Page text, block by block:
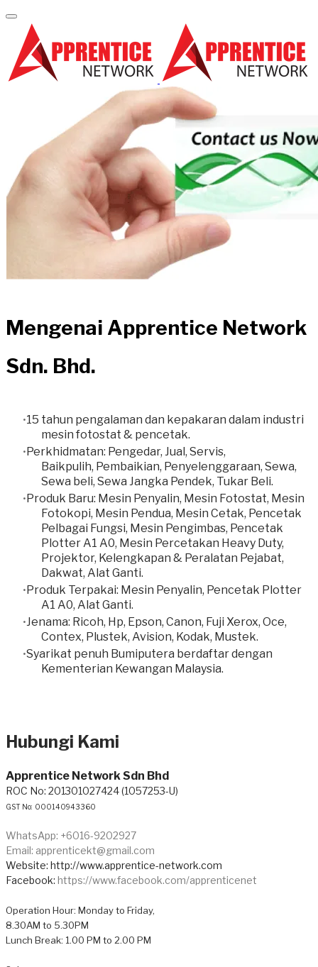
Mengenai Apprentice Network
Sdn. Bhd.
15 tahun pengalaman dan kepakaran dalam industri
mesin fotostat & pencetak.
Perkhidmatan: Pengedar, Jual, Servis,
Baikpulih, Pembaikian, Penyelenggaraan, Sewa,
Sewa beli, Sewa Jangka Pendek, Tukar Beli.
​Produk Baru: Mesin Penyalin, Mesin Fotostat, Mesin
Fotokopi, Mesin Pendua, Mesin Cetak, Pencetak
Pelbagai Fungsi, Mesin Pengimbas, Pencetak
Plotter A1 A0, Mesin Percetakan Heavy Duty,
Projektor, Kelengkapan & Peralatan Pejabat,
Dakwat, Alat Ganti.
Produk Terpakai: Mesin Penyalin, Pencetak Plotter
A1 A0, Alat Ganti.
Jenama: Ricoh, Hp, Epson, Canon, Fuji Xerox, Oce,
Contex, Plustek, Avision, Kodak, Mustek.
Syarikat penuh Bumiputera berdaftar dengan
Kementerian Kewangan Malaysia.
Hubungi Kami
Apprentice Network Sdn Bhd
ROC No: 201301027424 (1057253-U)
GST No: 000140943360
WhatsApp: +6016-9202927
Email: apprenticekt@gmail.com
Website: http://www.apprentice-network.com
Facebook: https://www.facebook.com/apprenticenet
Operation Hour: Monday to Friday,
8.30AM to 5.30PM
Lunch Break: 1.00 PM to 2.00 PM